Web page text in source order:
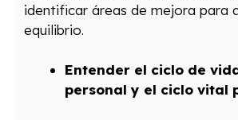
identificar áreas de mejora para
equilibrio.
Entender el ciclo de
personal y el ciclo vital